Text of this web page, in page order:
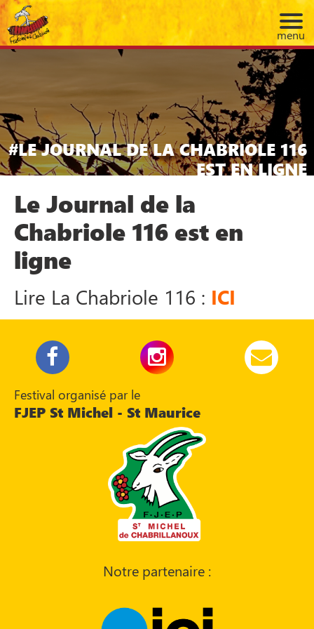
menu
LE JOURNAL DE LA CHABRIOLE 116
EST EN LIGNE
Le Journal de la
Chabriole 116 est en
ligne
Lire La Chabriole 116 : ICI
Festival organisé par le
FJEP St Michel - St Maurice
Notre partenaire :